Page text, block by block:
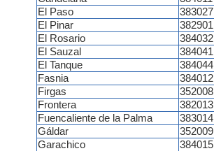
El Paso
383027
El Pinar
382901
El Rosario
384032
El Sauzal
384041
El Tanque
384044
Fasnia
384012
Firgas
352008
Frontera
382013
Fuencaliente de la Palma
383014
Gáldar
352009
Garachico
384015